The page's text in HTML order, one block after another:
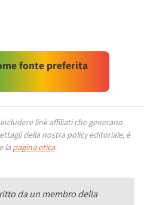
fonte preferita
link affiliati che generano
della nostra policy editoriale, è
la pagina etica.
da un membro della